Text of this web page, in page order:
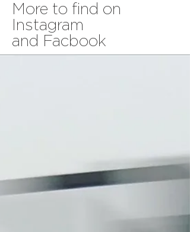
More to find on
Instagram
and Facbook